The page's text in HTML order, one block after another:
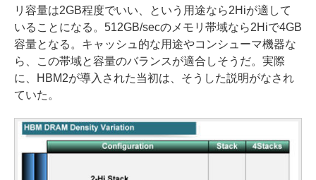
リ容量は2GB程度でいい、という用途なら2Hiが適して
いることになる。512GB/secのメモリ帯域なら2Hiで4GB
容量となる。キャッシュ的な用途やコンシューマ機器な
ら、この帯域と容量のバランスが適合しそうだ。実際
に、HBM2が導入された当初は、そうした説明がなされ
ていた。